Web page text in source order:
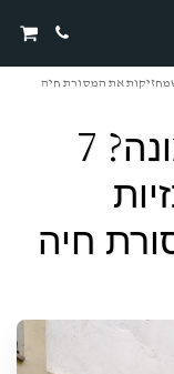
למה חוגגים מימונה? 7
חיה